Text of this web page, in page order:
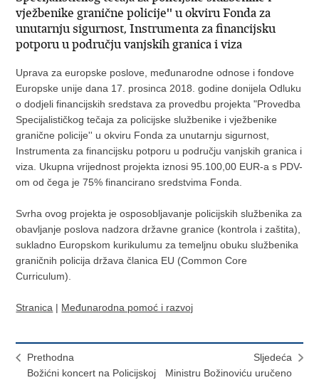
vježbenike granične policije'' u okviru Fonda za
unutarnju sigurnost, Instrumenta za financijsku
potporu u području vanjskih granica i viza
Uprava za europske poslove, međunarodne odnose i fondove
Europske unije dana 17. prosinca 2018. godine donijela Odluku
o dodjeli financijskih sredstava za provedbu projekta "Provedba
Specijalističkog tečaja za policijske službenike i vježbenike
granične policije'' u okviru Fonda za unutarnju sigurnost,
Instrumenta za financijsku potporu u području vanjskih granica i
viza. Ukupna vrijednost projekta iznosi 95.100,00 EUR-a s PDV-
om od čega je 75% financirano sredstvima Fonda.
Svrha ovog projekta je osposobljavanje policijskih službenika za
obavljanje poslova nadzora državne granice (kontrola i zaštita),
sukladno Europskom kurikulumu za temeljnu obuku službenika
graničnih policija država članica EU (Common Core
Curriculum).
Stranica | Međunarodna pomoć i razvoj
Prethodna
Božićni koncert na Policijskoj
Sljedeća
Ministru Božinoviću uručeno